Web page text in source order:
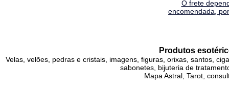
O frete
encomendada,
Produtos
Velas, velões, pedras e cristais, imagens, figuras, orixas, santos,
sabonetes, bijuteria de
Mapa Astral, Tarot,